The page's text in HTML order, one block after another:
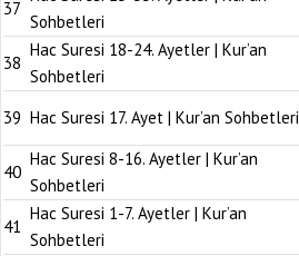
37
Sohbetleri
38
Hac Suresi 18-24. Ayetler | Kur’an
Sohbetleri
39 Hac Suresi 17. Ayet | Kur’an Sohbetleri
40
Hac Suresi 8-16. Ayetler | Kur’an
Sohbetleri
41
Hac Suresi 1-7. Ayetler | Kur’an
Sohbetleri